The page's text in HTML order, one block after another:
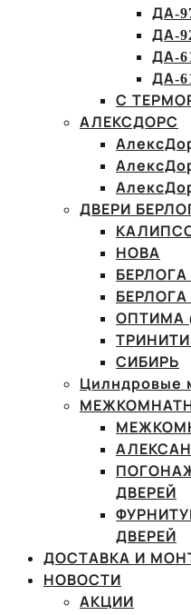
ДА-
ДА-
ДА-
ДА-
С
АЛЕКСДОРС
ДВЕРИ
НОВА
БЕРЛОГА
БЕРЛОГА
ОПТИМА
ТРИНИТИ
СИБИРЬ
Цилндровые
ДВЕРЕЙ
ДВЕРЕЙ
ДОСТАВКА И
НОВОСТИ
АКЦИИ